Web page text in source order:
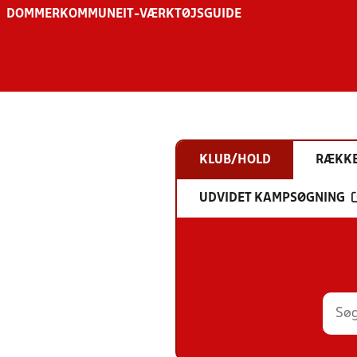
DOMMER KOMMUNE IT-VÆRKTØJSGUIDE
KLUB/HOLD
UDVIDET KAMPSØGNING